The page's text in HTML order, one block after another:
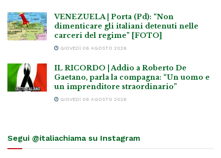
VENEZUELA | Porta (Pd): “Non
dimenticare gli italiani detenuti nelle
carceri del regime” [FOTO]
GIOVEDÌ 06 AGOSTO 2026
IL RICORDO | Addio a Roberto De
Gaetano, parla la compagna: “Un uomo e
un imprenditore straordinario”
GIOVEDÌ 06 AGOSTO 2026
Segui @italiachiama su Instagram